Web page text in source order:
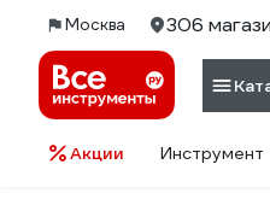
Москва 306
Акции Инструмент